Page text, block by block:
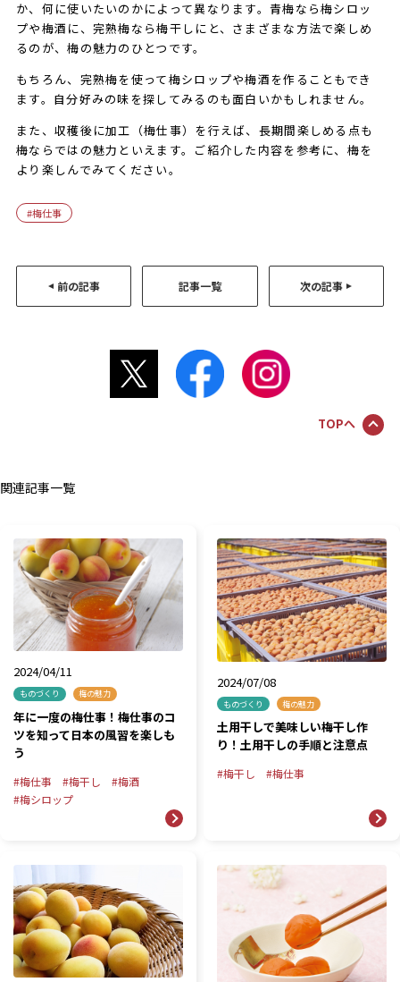
か、何に使いたいのかによって異なります。青梅なら梅シロッ
プや梅酒に、完熟梅なら梅干しにと、さまざまな方法で楽しめ
るのが、梅の魅力のひとつです。
もちろん、完熟梅を使って梅シロップや梅酒を作ることもでき
ます。自分好みの味を探してみるのも面白いかもしれません。
また、収穫後に加工（梅仕事）を行えば、長期間楽しめる点も
梅ならではの魅力といえます。ご紹介した内容を参考に、梅を
より楽しんでみてください。
梅仕事
前の記事 記事一覧 次の記事
TOPへ
関連記事一覧
2024/04/11
ものづくり 梅の魅力
年に一度の梅仕事！梅仕事のコ
ツを知って日本の風習を楽しも
う
梅仕事 梅干し
梅酒
梅シロップ
2024/07/08
ものづくり 梅の魅力
土用干しで美味しい梅干し作
り！土用干しの手順と注意点
梅干し 梅仕事